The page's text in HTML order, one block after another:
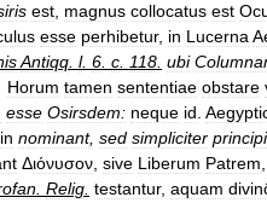
est magnus collocatus est
esse perhibetur, in Lucerna
Antiqq l. 6 c 118 ubi
Horum tamen sententiae obstare
esse Osirsdem: neque id
nominant, sed simpliciter
Διόνυσον sive Liberum Patrem
Relig testantur, aquam